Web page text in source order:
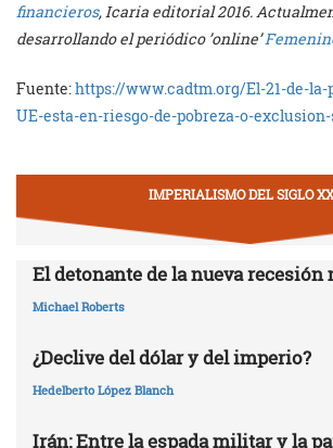
financieros, Icaria editorial 2016.
desarrollando el periódico ’online’
Fuente:https://www.cadtm.org/El-21-de-
UE-esta-en-riesgo-de-pobreza-o-
IMPERIALISMO DEL SIGLO
El detonante de la nueva recesión
Michael Roberts
¿Declive del dólar y del imperio?
Hedelberto López Blanch
Irán: Entre la espada militar y la